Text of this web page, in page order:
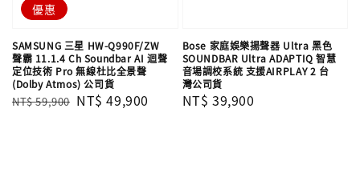
優惠
SAMSUNG 三星 HW-Q990F/ZW
聲霸 11.1.4 Ch Soundbar AI 迴聲
定位技術 Pro 無線杜比全景聲
(Dolby Atmos) 公司貨
Regular
NT$ 59,900 Sale
NT$ 49,900
Bose 家庭娛樂揚聲器 Ultra 黑色
SOUNDBAR Ultra ADAPTIQ 智慧
音場調校系統 支援AIRPLAY 2 台
灣公司貨
Regular
NT$ 39,900